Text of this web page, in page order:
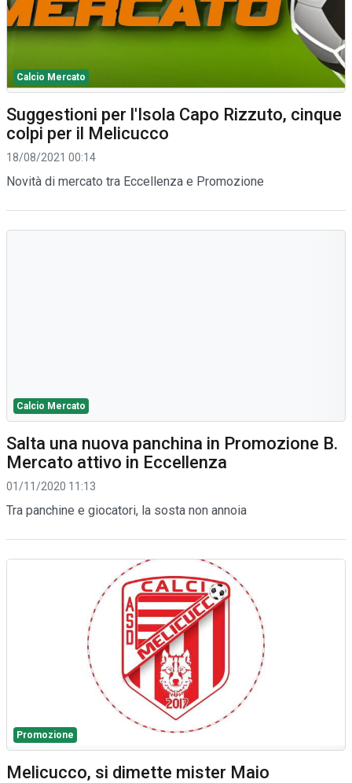
Calcio Mercato
Suggestioni per l'Isola Capo Rizzuto, cinque
colpi per il Melicucco
18/08/2021 00:14
Novità di mercato tra Eccellenza e Promozione
Calcio Mercato
Salta una nuova panchina in Promozione B.
Mercato attivo in Eccellenza
01/11/2020 11:13
Tra panchine e giocatori, la sosta non annoia
Promozione
Melicucco, si dimette mister Maio